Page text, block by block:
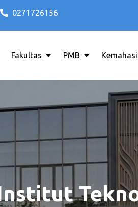
0271726156
Raya ITB AAS
Fakultas PMB